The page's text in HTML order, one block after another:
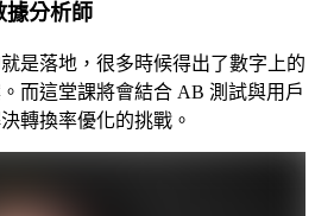
據分析師
是落地，很多時候得出了數字上的
而這堂課將會結合 AB 測試與用戶
轉換率優化的挑戰。